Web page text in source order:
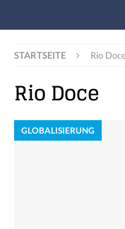
STARTSEITE Rio Doce
Rio Doce
GLOBALISIERUNG